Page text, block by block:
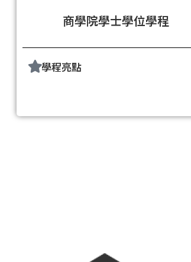
商學院學士學位學程
學程亮點